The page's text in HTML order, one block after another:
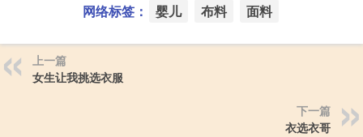
网络标签： 婴儿 布料 面料
上一篇
女生让我挑选衣服
下一篇
衣选衣哥